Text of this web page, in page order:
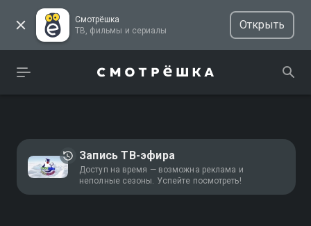
Смотрёшка
ТВ, фильмы и сериалы
Открыть
Запись ТВ-эфира
Доступ на время — возможна реклама и
неполные сезоны. Успейте посмотреть!